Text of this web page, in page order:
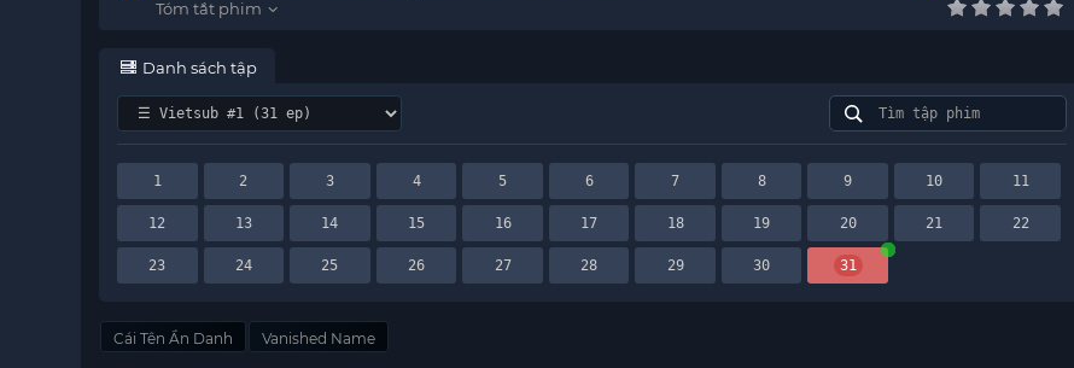
Danh sách tập
1 2 3 4 5 6 7 8 9 10 11
12 13 14 15 16 17 18 19 20 21 22
23 24 25 26 27 28 29 30 31
Cái Tên Ẩn Danh Vanished Name